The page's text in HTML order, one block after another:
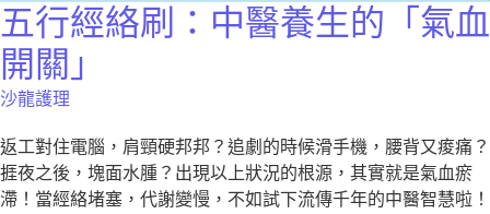
五行經絡刷：中醫養生的「氣血
開關」
沙龍護理
返工對住電腦，肩頸硬邦邦？追劇的時候滑手機，腰背又痠痛？
捱夜之後，塊面水腫？出現以上狀況的根源，其實就是氣血瘀
滯！當經絡堵塞，代謝變慢，不如試下流傳千年的中醫智慧啦！